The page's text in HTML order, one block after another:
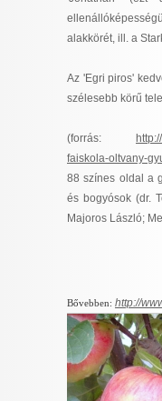
alakkörét, ill. a
Az 'Egri piros'
szélesebb körű
(forrás:
faiskola-oltvany-
88 színes oldal a
és bogyósok (dr.
Majoros László;
Bővebben: http://